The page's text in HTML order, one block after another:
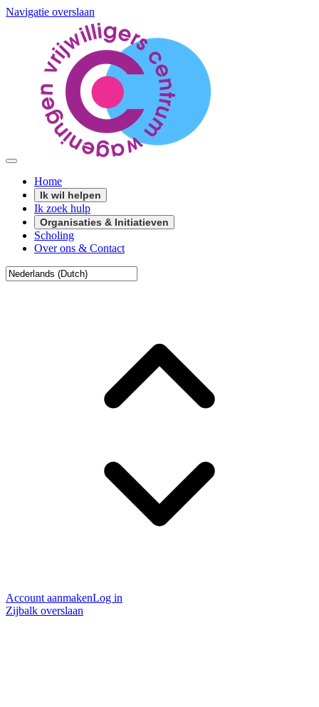
Navigatie overslaan
Home
Ik wil helpen
Ik zoek hulp
Organisaties & Initiatieven
Scholing
Over ons & Contact
Account aanmakenLog in
Zijbalk overslaan